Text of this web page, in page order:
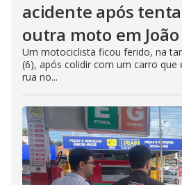
acidente após
outra moto em João
Um motociclista ficou ferido, na
(6), após colidir com um carro que
rua no...